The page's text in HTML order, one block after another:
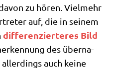
zu hören. Viel­mehr
auf, die in sei­nem
dif­fe­ren­zier­te­res Bild
des über­na­
auch kei­ne